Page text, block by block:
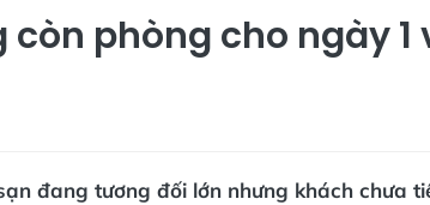
phòng cho ngày 1
đang tương đối lớn nhưng khách chưa